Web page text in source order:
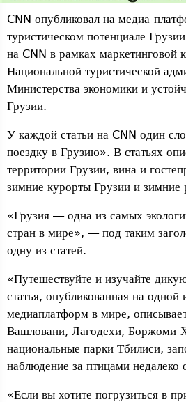
CNN опубликовал на медиа-
туристическом потенциале
на CNN в рамках маркетинговой
Национальной туристической
Министерства экономики и
Грузии.
У каждой статьи на CNN один
поездку в Грузию». В статьях
территории Грузии, вина и
зимние курорты Грузии и зимние
«Грузия — одна из самых
стран в мире», — под таким
одну из статей.
«Путешествуйте и изучайте
статья, опубликованная на одной
медиаплатформ в мире,
Вашловани, Лагодехи, Боржоми-
национальные парки Тбилиси,
наблюдение за птицами недалеко
«Если вы хотите погрузиться в